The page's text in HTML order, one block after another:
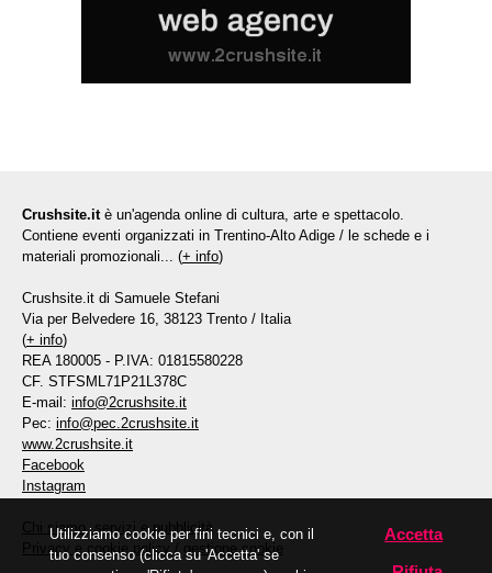
Crushsite.it è un'agenda online di cultura, arte e spettacolo.
Contiene eventi organizzati in Trentino-Alto Adige / le schede e i
materiali promozionali... (+ info)
Crushsite.it di Samuele Stefani
Via per Belvedere 16, 38123 Trento / Italia
(+ info)
REA 180005 - P.IVA: 01815580228
CF. STFSML71P21L378C
E-mail: info@2crushsite.it
Pec: info@pec.2crushsite.it
www.2crushsite.it
Facebook
Instagram
Chi siamo, servizi e pubblicità
Privacy e cookie policy/ gestione cookie
Utilizziamo cookie per fini tecnici e, con il
tuo consenso (clicca su 'Accetta' se
Accetta